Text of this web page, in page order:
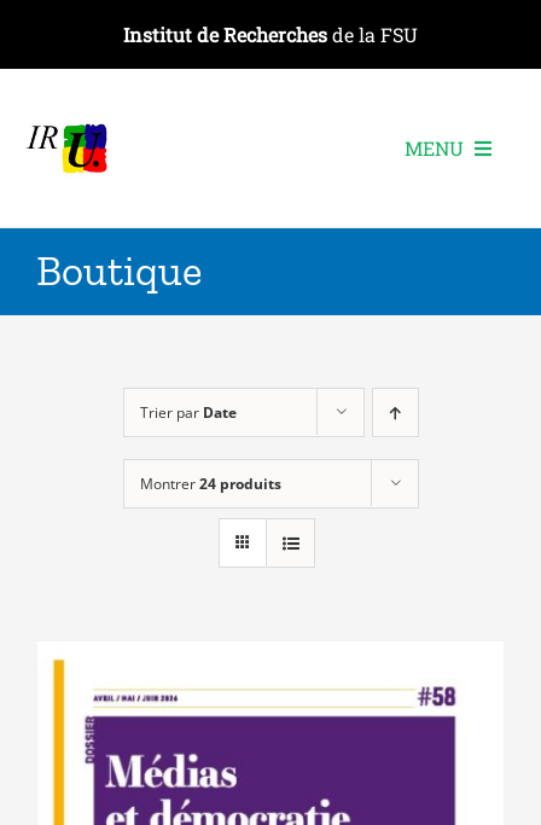
contenu
Institut de Recherchesde la FSU
MENU
Les recherches
Les événements
Boutique
Trier par Date
Montrer24 produits